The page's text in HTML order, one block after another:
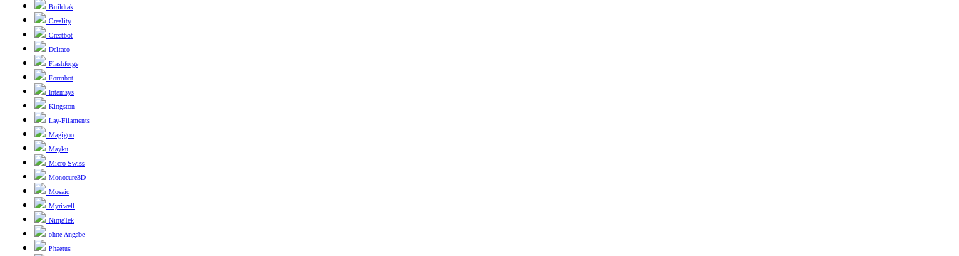
Buildtak
Creality
Creatbot
Deltaco
Flashforge
Formbot
Intamsys
Kingston
Lay-Filaments
Magigoo
Mayku
Micro Swiss
Monocure3D
Mosaic
Myriwell
NinjaTek
ohne Angabe
Phaetus